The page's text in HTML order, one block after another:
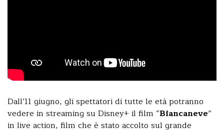
Dall’11 giugno, gli spettatori di tutte le età potranno
vedere in streaming su Disney+ il film “Biancaneve”
in live action, film che è stato accolto sul grande